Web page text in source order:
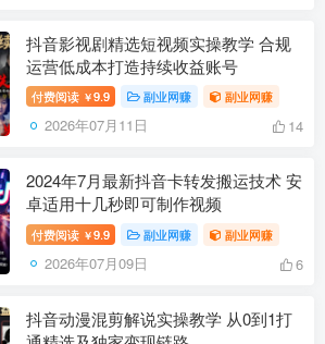
抖音影视剧精选短视频实操教学 合规
运营低成本打造持续收益账号
付费阅读 ￥9.9 副业网赚 副业网赚
2026年07月11日 14
2024年7月最新抖音卡转发搬运技术 安
卓适用十几秒即可制作视频
付费阅读 ￥9.9 副业网赚 副业网赚
2026年07月09日 6
抖音动漫混剪解说实操教学 从0到1打